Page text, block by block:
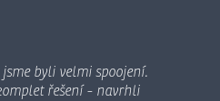
byli velmi spoojení.
řešení - navrhli